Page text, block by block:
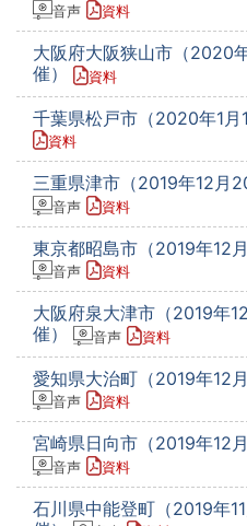
音声 資料
大阪府大阪狭山市（2020
催）
資料
千葉県松戸市（2020年1月
資料
三重県津市（2019年12月
音声 資料
東京都昭島市（2019年12
音声 資料
大阪府泉大津市（2019年
催）
音声 資料
愛知県大治町（2019年12
音声 資料
宮崎県日向市（2019年12
音声 資料
石川県中能登町（2019年